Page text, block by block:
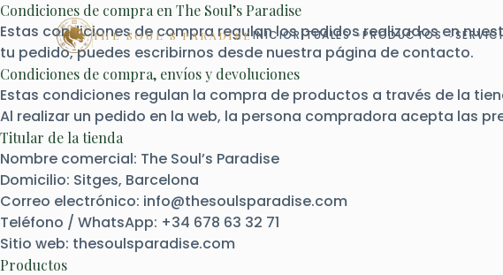
THE SOUL'S PARADISEINICIORITUALES PRODUCTOS
Saltar
al
contenido
Condiciones de compra en The Soul’s Paradise
Estas condiciones de compra regulan los pedidos realizados en
tu pedido, puedes escribirnos desde nuestra página de contacto.
Condiciones de compra, envíos y devoluciones
Estas condiciones regulan la compra de productos a través de la
Al realizar un pedido en la web, la persona compradora acepta las
Titular de la tienda
Nombre comercial: The Soul’s Paradise
Domicilio: Sitges, Barcelona
Correo electrónico: info@thesoulsparadise.com
Teléfono / WhatsApp: +34 678 63 32 71
Sitio web: thesoulsparadise.com
Productos